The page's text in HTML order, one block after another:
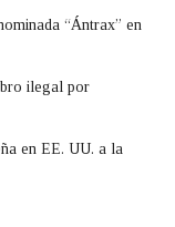
“Ántrax” en
ilegal por
en EE. UU. a la